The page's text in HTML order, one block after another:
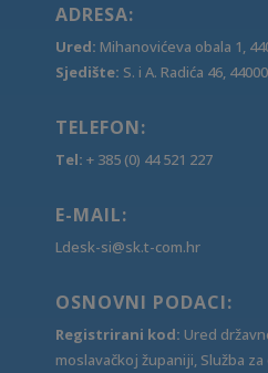
ADRESA:
Ured: Mihanovićeva obala 1,
Sjedište: S. i A. Radića 46,
TELEFON:
Tel: + 385 (0) 44 521 227
E-MAIL:
Ldesk-si@sk.t-com.hr
OSNOVNI PODACI:
Registrirani kod: Ured
moslavačkoj županiji, Služba